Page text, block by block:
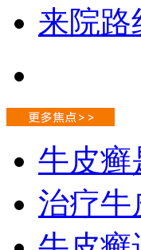
来院路
牛皮癣
治疗牛